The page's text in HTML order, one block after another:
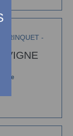
TRINQUET -
VIGNE